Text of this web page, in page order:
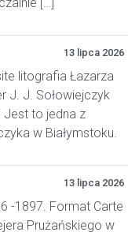
13 lipca 2026
litografia Łazarza
J. J. Sołowiejczyk
Jest to jedna z
w Białymstoku.
13 lipca 2026
-1897. Format Carte
Prużańskiego w